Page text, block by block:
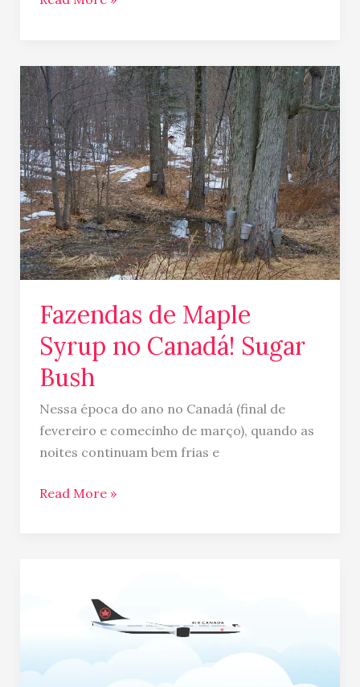
Fazendas de Maple
Syrup no Canadá! Sugar
Bush
Nessa época do ano no Canadá (final de
fevereiro e comecinho de março), quando as
noites continuam bem frias e
Fazendas
de
Maple
Syrup
no
Canadá!
Sugar
Bush
Read More »
para